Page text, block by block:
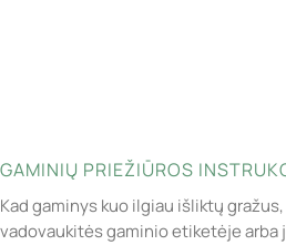
GAMINIŲ PRIEŽIŪROS
Kad gaminys kuo ilgiau išliktų
vadovaukitės gaminio etiketėje